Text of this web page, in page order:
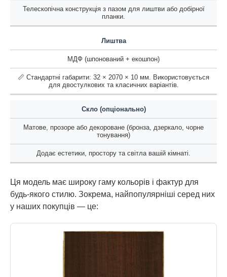
Телескопічна конструкція з пазом для лиштви або добірної
планки.
Лиштва
МДФ (шпонований + екошпон)
📏 Стандартні габарити: 32 × 2070 × 10 мм. Використовується
для двостулкових та класичних варіантів.
Скло (опціонально)
Матове, прозоре або декороване (бронза, дзеркало, чорне
тонування)
Додає естетики, простору та світла вашій кімнаті.
Ця модель має широку гаму кольорів і фактур для
будь-якого стилю. Зокрема, найпопулярніші серед них
у наших покупців — це: